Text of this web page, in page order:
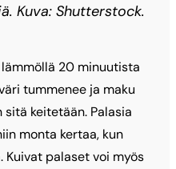
Kuva: Shutterstock.
20 minuutista
tummenee ja maku
keitetään. Palasia
monta kertaa, kun
Kuivat palaset voi myös